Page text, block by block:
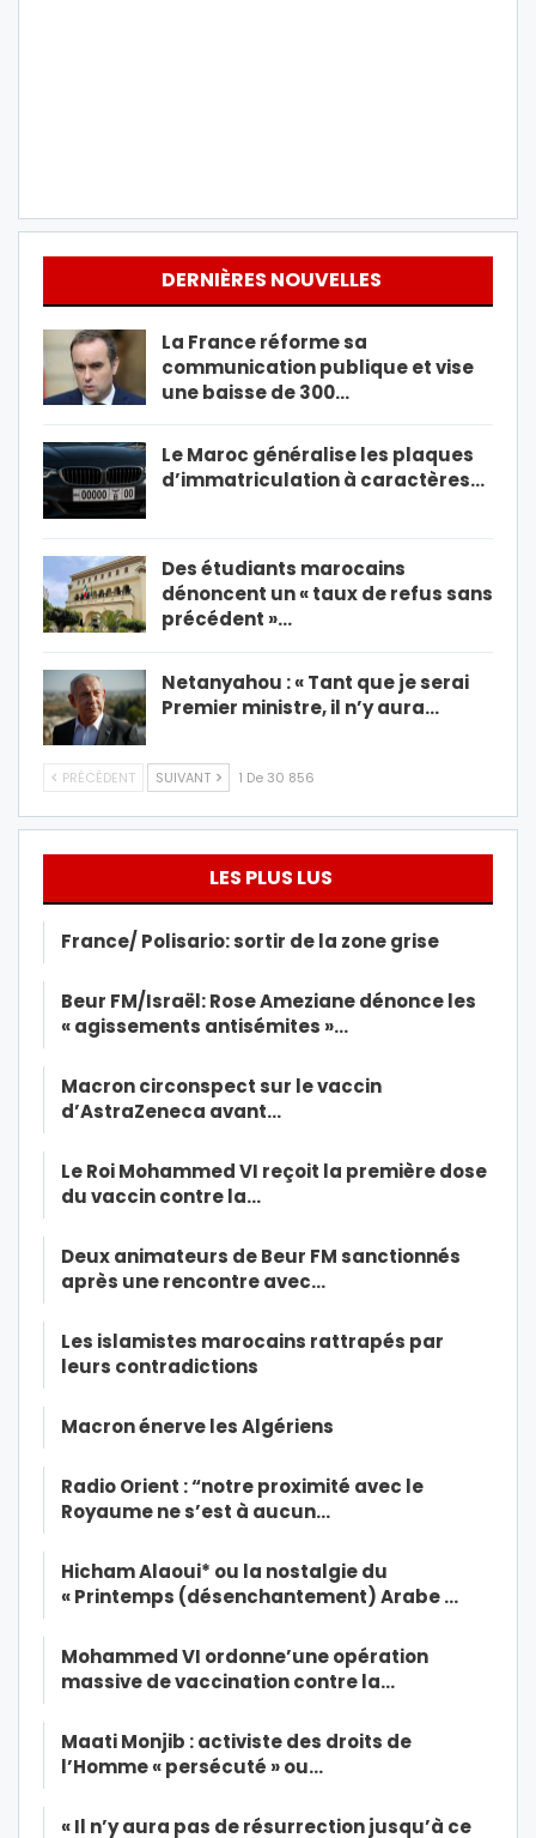
DERNIÈRES NOUVELLES
La France réforme sa
communication publique et vise
une baisse de 300…
Le Maroc généralise les plaques
d’immatriculation à caractères…
Des étudiants marocains
dénoncent un « taux de refus sans
précédent »…
Netanyahou : « Tant que je serai
Premier ministre, il n’y aura…
PRÉCÉDENT SUIVANT 1 De 30 856
LES PLUS LUS
France/ Polisario: sortir de la zone grise
Beur FM/Israël: Rose Ameziane dénonce les
« agissements antisémites »…
Macron circonspect sur le vaccin
d’AstraZeneca avant…
Le Roi Mohammed VI reçoit la première dose
du vaccin contre la…
Deux animateurs de Beur FM sanctionnés
après une rencontre avec…
Les islamistes marocains rattrapés par
leurs contradictions
Macron énerve les Algériens
Radio Orient : “notre proximité avec le
Royaume ne s’est à aucun…
Hicham Alaoui* ou la nostalgie du
« Printemps (désenchantement) Arabe …
Mohammed VI ordonne’une opération
massive de vaccination contre la…
Maati Monjib : activiste des droits de
l’Homme « persécuté » ou…
« Il n’y aura pas de résurrection jusqu’à ce